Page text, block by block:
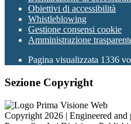
Obiettivi di accessibilità
Whistleblowing
Gestione consensi cookie
Amministrazione
Pagina visualizzata 1336
Sezione Copyright
Copyright 2026 | Engineered